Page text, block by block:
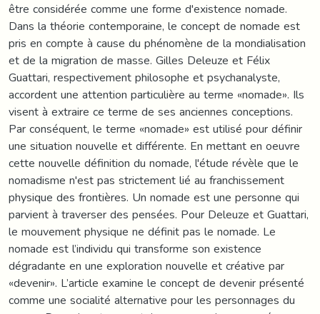
être considérée comme une forme d'existence nomade.
Dans la théorie contemporaine, le concept de nomade est
pris en compte à cause du phénomène de la mondialisation
et de la migration de masse. Gilles Deleuze et Félix
Guattari, respectivement philosophe et psychanalyste,
accordent une attention particulière au terme «nomade». Ils
visent à extraire ce terme de ses anciennes conceptions.
Par conséquent, le terme «nomade» est utilisé pour définir
une situation nouvelle et différente. En mettant en oeuvre
cette nouvelle définition du nomade, l'étude révèle que le
nomadisme n'est pas strictement lié au franchissement
physique des frontières. Un nomade est une personne qui
parvient à traverser des pensées. Pour Deleuze et Guattari,
le mouvement physique ne définit pas le nomade. Le
nomade est l’individu qui transforme son existence
dégradante en une exploration nouvelle et créative par
«devenir». L’article examine le concept de devenir présenté
comme une socialité alternative pour les personnages du